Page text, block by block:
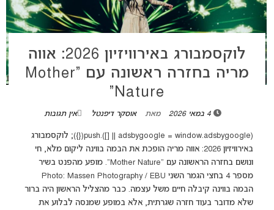
לוקסמבורג באירוויזיון 2026: אווה
מריה בחזרה ראשונה עם “Mother
Nature”
4 במאי 2026 מאת אוסקר דיפנטל אין תגובות
(adsbygoogle = window.adsbygoogle || []).push({}); לוקסמבורג
באירוויזיון 2026: אווה מריה הופכת את הבמה בווינה ליקום מלא, חי
ונושם בחזרה הראשונה עם “Mother Nature”. מופע מהפנט בשיר
מספר 4 בחצי הגמר השני Photo: Massen Photography / EBU
הבמה בווינה קיבלה חיים משל עצמה. כבר מהצליל הראשון היה ברור
שלא מדובר בעוד חזרה שגרתית, אלא במופע שמנסה לבלוע את